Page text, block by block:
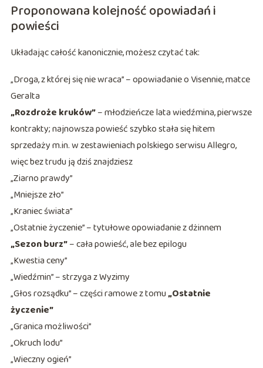
Proponowana kolejność opowiadań i
powieści
Układając całość kanonicznie, możesz czytać tak:
„Droga, z której się nie wraca” – opowiadanie o Visennie, matce
Geralta
„Rozdroże kruków”– młodzieńcze lata wiedźmina, pierwsze
kontrakty; najnowsza powieść szybko stała się hitem
sprzedaży m.in. w zestawieniach polskiego serwisu Allegro,
więc bez trudu ją dziś znajdziesz
„Ziarno prawdy”
„Mniejsze zło”
„Kraniec świata”
„Ostatnie życzenie” – tytułowe opowiadanie z dżinnem
„Sezon burz”– cała powieść, ale bez epilogu
„Kwestia ceny”
„Wiedźmin” – strzyga z Wyzimy
„Głos rozsądku” – części ramowe z tomu„Ostatnie
życzenie”
„Granica możliwości”
„Okruch lodu”
„Wieczny ogień”